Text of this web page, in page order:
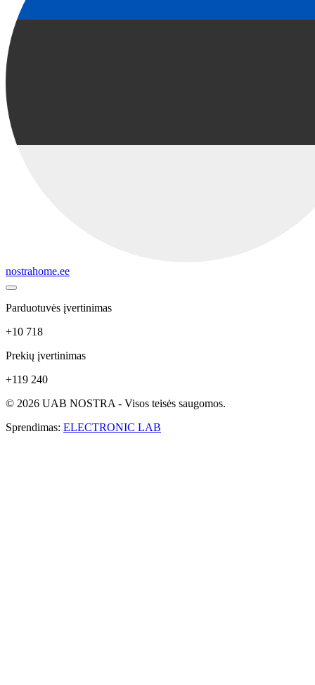
nostrahome.ee
Parduotuvės įvertinimas
+10 718
Prekių įvertinimas
+119 240
© 2026 UAB NOSTRA - Visos teisės saugomos.
Sprendimas: ELECTRONIC LAB